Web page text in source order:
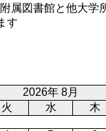
ジ属図書館と他大学
す
2026年 8月
火 水 木